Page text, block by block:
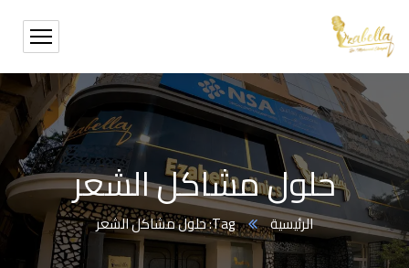
حلول مشاكل الشعر
الرئيسية Tag: حلول مشاكل الشعر